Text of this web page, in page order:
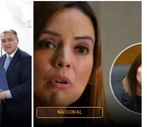
NACIONAL